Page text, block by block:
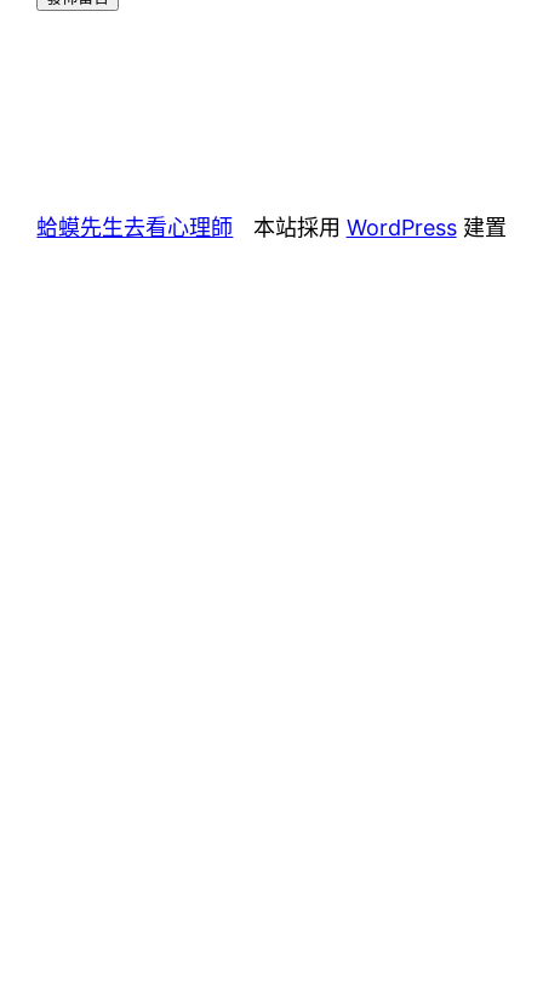
蛤蟆先生去看心理師 本站採用 WordPress建置